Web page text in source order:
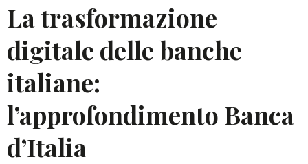
La trasformazione
digitale delle banche
italiane:
l’approfondimento Banca
d’Italia